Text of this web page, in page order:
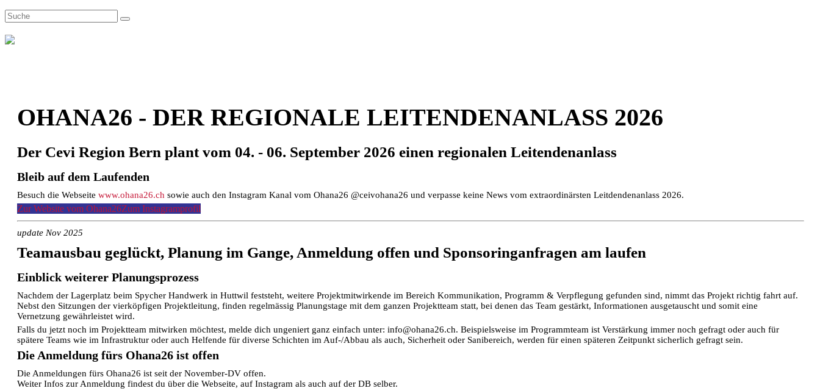
OHANA26 - DER REGIONALE LEITENDENANLASS 2026
Der Cevi Region Bern plant vom 04. - 06. September 2026 einen regionalen Leitendenanlass
Bleib auf dem Laufenden
Besuch die Webseite www.ohana26.ch sowie auch den Instagram Kanal vom Ohana26 @ceivohana26 und verpasse keine News vom extraordinärsten Leitdendenanlass 2026.
Zur Website vom Ohana26Zum Instagramprofil
update Nov 2025
Teamausbau geglückt, Planung im Gange, Anmeldung offen und Sponsoringanfragen am laufen
Einblick weiterer Planungsprozess
Nachdem der Lagerplatz beim Spycher Handwerk in Huttwil feststeht, weitere Projektmitwirkende im Bereich Kommunikation, Programm & Verpflegung gefunden sind, nimmt das Projekt richtig fahrt auf.
Nebst den Sitzungen der vierköpfigen Projektleitung, finden regelmässig Planungstage mit dem ganzen Projektteam statt, bei denen das Team gestärkt, Informationen ausgetauscht und somit eine
Vernetzung gewährleistet wird.
Falls du jetzt noch im Projektteam mitwirken möchtest, melde dich ungeniert ganz einfach unter: info@ohana26.ch. Beispielsweise im Programmteam ist Verstärkung immer noch gefragt oder auch für
spätere Teams wie im Infrastruktur oder auch Helfende für diverse Schichten im Auf-/Abbau als auch, Sicherheit oder Sanibereich, werden für einen späteren Zeitpunkt sicherlich gefragt sein.
Die Anmeldung fürs Ohana26 ist offen
Die Anmeldungen fürs Ohana26 ist seit der November-DV offen.
Weiter Infos zur Anmeldung findest du über die Webseite, auf Instagram als auch auf der DB selber.